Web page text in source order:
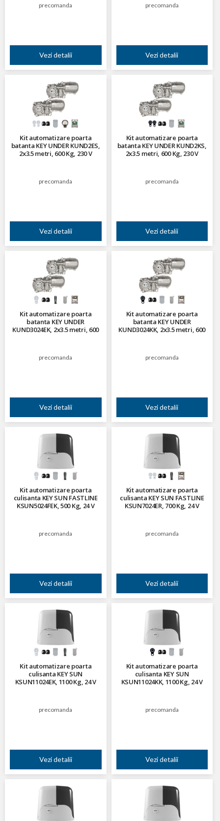
precomanda
Vezi detalii
precomanda
Vezi detalii
Kit automatizare poarta
batanta KEY UNDER KUND2ES,
2x3.5 metri, 600 Kg, 230 V
precomanda
Vezi detalii
Kit automatizare poarta
batanta KEY UNDER KUND2KS,
2x3.5 metri, 600 Kg, 230 V
precomanda
Vezi detalii
Kit automatizare poarta
batanta KEY UNDER
KUND3024EK, 2x3.5 metri, 600
precomanda
Vezi detalii
Kit automatizare poarta
batanta KEY UNDER
KUND3024KK, 2x3.5 metri, 600
precomanda
Vezi detalii
Kit automatizare poarta
culisanta KEY SUN FASTLINE
KSUN5024FEK, 500 Kg, 24 V
precomanda
Vezi detalii
Kit automatizare poarta
culisanta KEY SUN FASTLINE
KSUN7024ER, 700 Kg, 24 V
precomanda
Vezi detalii
Kit automatizare poarta
culisanta KEY SUN
KSUN11024EK, 1100 Kg, 24 V
precomanda
Vezi detalii
Kit automatizare poarta
culisanta KEY SUN
KSUN11024KK, 1100 Kg, 24 V
precomanda
Vezi detalii